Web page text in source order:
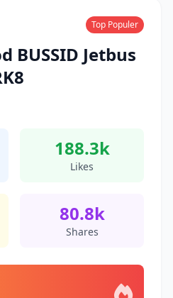
Top Populer
BUSSID Jetbus
188.3k
Likes
80.8k
Shares